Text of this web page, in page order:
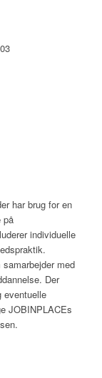
har brug for en
på
individuelle
med
Der
eventuelle
JOBINPLACEs